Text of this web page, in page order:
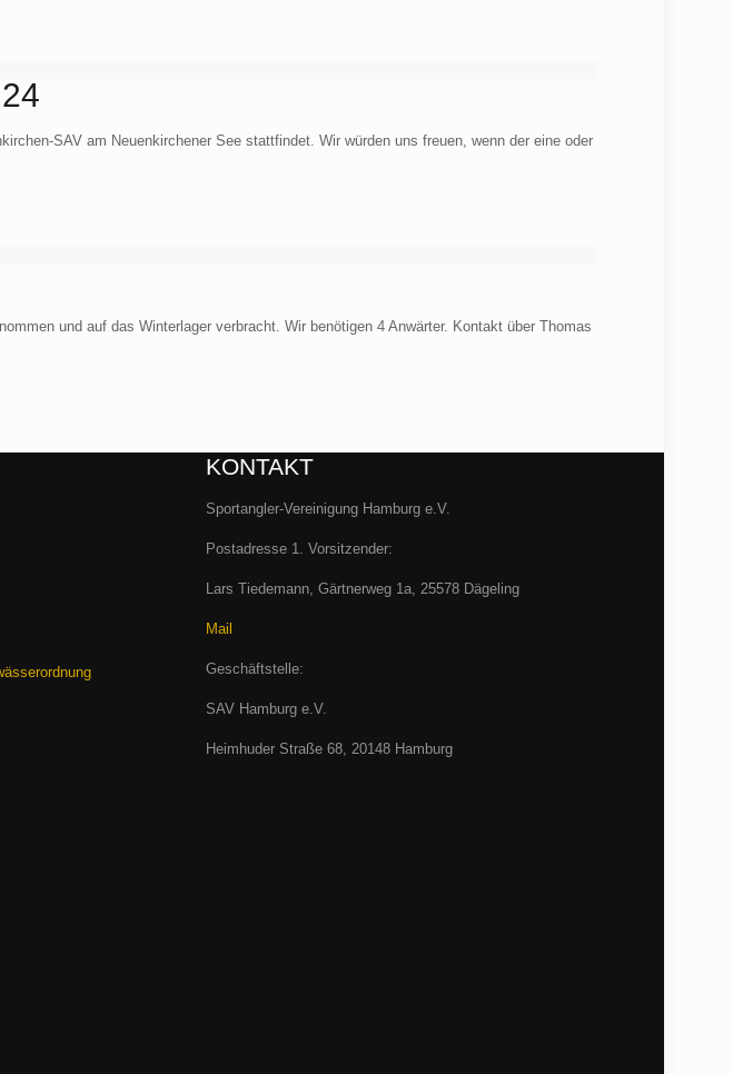
SAV am Neuenkirchener See stattfindet. Wir würden uns freuen, wenn der eine oder
und auf das Winterlager verbracht. Wir benötigen 4 Anwärter. Kontakt über Thomas
KONTAKT
Sportangler-Vereinigung Hamburg e.V.
Postadresse 1. Vorsitzender:
Lars Tiedemann, Gärtnerweg 1a, 25578 Dägeling
Mail
Geschäftstelle:
SAV Hamburg e.V.
Heimhuder Straße 68, 20148 Hamburg